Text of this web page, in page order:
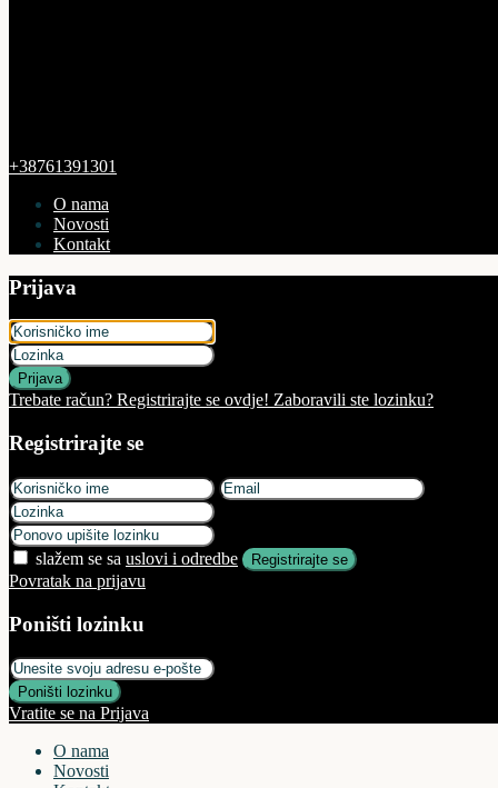
+38761391301
O nama
Novosti
Kontakt
Prijava
Prijava
Trebate račun? Registrirajte se ovdje! Zaboravili ste lozinku?
Registrirajte se
slažem se sa uslovi i odredbe Registrirajte se
Povratak na prijavu
Poništi lozinku
Poništi lozinku
Vratite se na Prijava
O nama
Novosti